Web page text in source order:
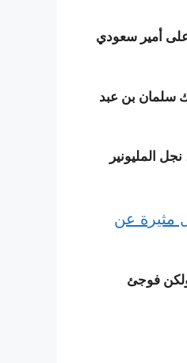
أمير سعودي
أخ الملك سلمان بن عبد
نجل المليونير
مثيرة عن
فوجئ